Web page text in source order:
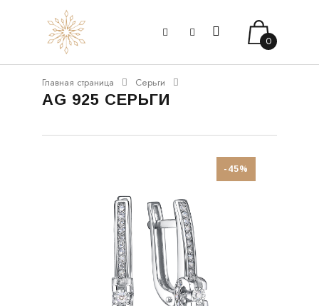
0
Главная страница Серьги
AG 925 СЕРЬГИ
-45%